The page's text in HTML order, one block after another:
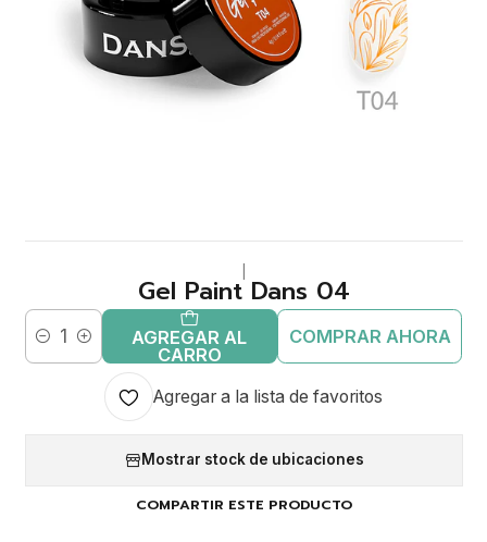
Gel Paint Dans 04
Cantidad
AGREGAR AL
CARRO
COMPRAR AHORA
Agregar a la lista de favoritos
Mostrar stock de ubicaciones
COMPARTIR ESTE PRODUCTO